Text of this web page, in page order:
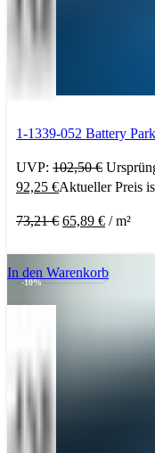
1-1339-052 Battery
UVP: 102,50€
92,25 €Aktueller Preis
73,21€ 65,89 € /m²
-10%
In den Warenkorb